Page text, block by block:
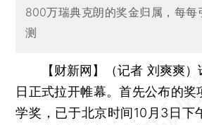
800万瑞典克朗的奖金归属，每每
测
【财新网】（记者 刘爽爽）
日正式拉开帷幕。首先公布的
学奖，已于北京时间10月3日下